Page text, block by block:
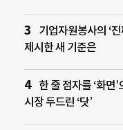
기업자원봉사의 ‘
제시한 새 기준은
한 줄 점자를 ‘화면
시장 두드린 ‘닷’